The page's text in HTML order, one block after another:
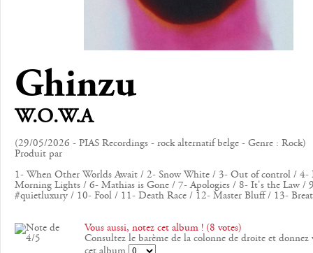
Ghinzu
W.O.W.A
(29/05/2026 - PIAS Recordings - rock alternatif belge - Genre : Rock)
Produit par
1- When Other Worlds Await / 2- Snow White / 3- Out of control / 4-
Morning Lights / 6- Mathias is Gone / 7- Apologies / 8- It's the Law /
#quietluxury / 10- Fool / 11- Death Race / 12- Master Bluff / 13-
Vous aussi, notez cet album ! (8 votes)
Consultez le barème de la colonne de droite et donnez